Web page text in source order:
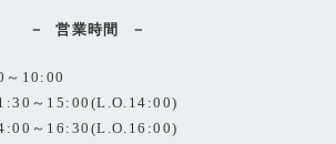
営業時間
～10:00
～15:00(L.O.14:00)
～16:30(L.O.16:00)